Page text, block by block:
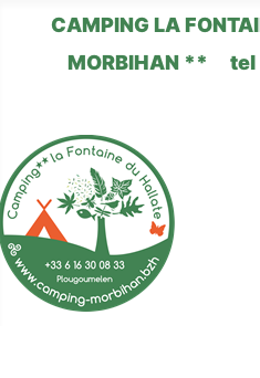
CAMPING LA
MORBIHAN ** tel